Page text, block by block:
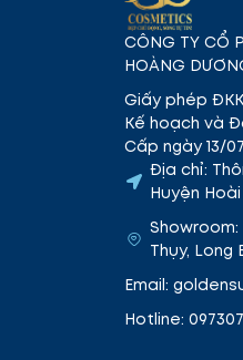
những dịp
CÔNG TY CỔ
HOÀNG
Giấy phép
Kế hoạch và
Cấp ngày 13/
Địa chỉ:
Huyện
Showroom:
Thụy, Long
Email:
Hotline: